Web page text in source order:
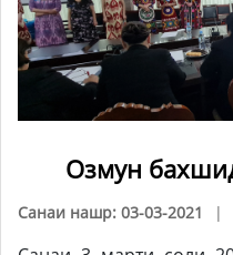
Озмун
Санаи нашр: 03-03-2021